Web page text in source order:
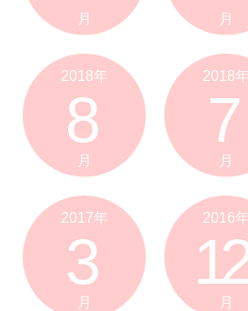
月 月
2018年
8
月
2018
7
月
2017年
3
月
2016
12
月